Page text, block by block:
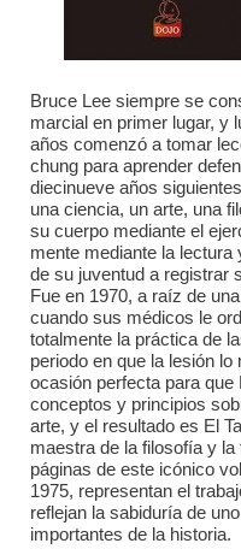
Bruce Lee siempre se
marcial en primer lugar, y
años comenzó a tomar
chung para aprender
diecinueve años
una ciencia, un arte, una
su cuerpo mediante el
mente mediante la
de su juventud a registrar
Fue en 1970, a raíz de
cuando sus médicos le
totalmente la práctica de
periodo en que la lesión
ocasión perfecta para que
conceptos y principios
arte, y el resultado es El
maestra de la filosofía y
páginas de este icónico
1975, representan el
reflejan la sabiduría de
importantes de la historia.